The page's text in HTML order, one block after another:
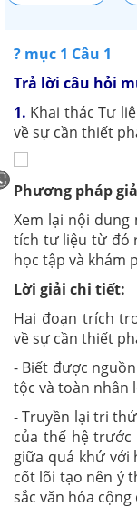
? mục 1 Câu 1
Trả lời câu hỏi
1. Khai thác Tư
về sự cần thiết
Phương pháp
Xem lại nội dung
tích tư liệu từ đó
học tập và khám
Lời giải chi tiết:
Hai đoạn trích
về sự cần thiết
- Biết được
tộc và toàn nhân
- Truyền lại tri
của thế hệ
giữa quá khứ với
cốt lõi tạo nên ý
sắc văn hóa